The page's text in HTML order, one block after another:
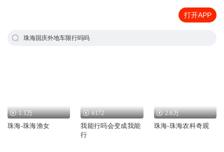
打开APP
珠海国庆外地车限行吗吗
1.1万
珠海-珠海渔女
6172
我能行吗会变成我能
行
2.6万
珠海-珠海农科奇观